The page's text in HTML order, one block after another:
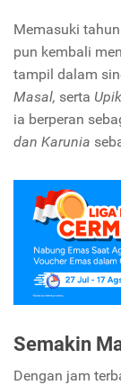
Memasuki
pun kembali
tampil dalam
Masal, serta
ia berperan
dan Karunia
Semakin
Dengan jam